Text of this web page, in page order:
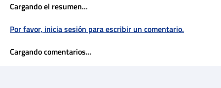
Cargando el resumen…
Por favor, inicia sesión para escribir un comentario.
Cargando comentarios…